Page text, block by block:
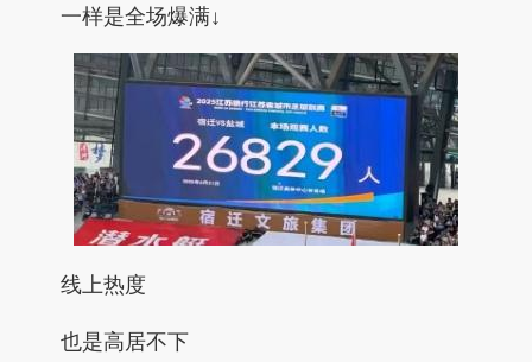
一样是全场爆满↓
线上热度
也是高居不下